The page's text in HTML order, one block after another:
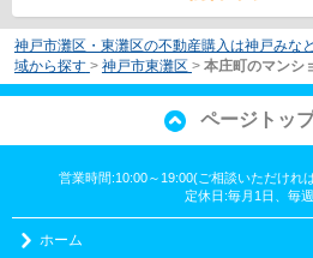
神戸市灘区・東灘区の不動産購入は神戸みな
域から探す > 神戸市東灘区 > 本庄町のマンシ
ページトッ
営業時間:10:00～19:00(ご相談いただけれ
定休日:毎月1日、毎
ホーム